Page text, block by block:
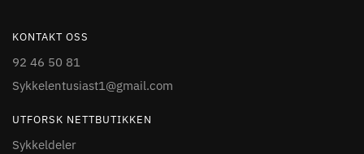
KONTAKT OSS
92 46 50 81
Sykkelentusiast1@gmail.com
UTFORSK NETTBUTIKKEN
Sykkeldeler